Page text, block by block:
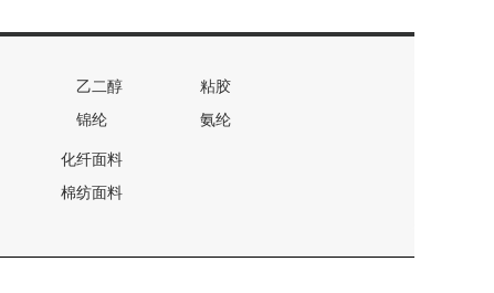
乙二醇
锦纶
粘胶
氨纶
化纤面料
棉纺面料